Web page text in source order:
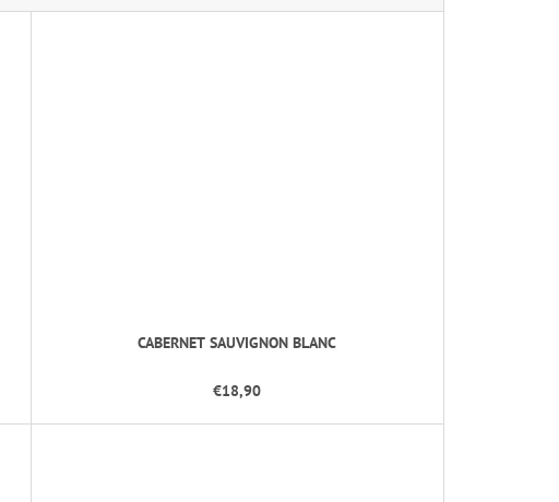
CABERNET SAUVIGNON BLANC
€18,90